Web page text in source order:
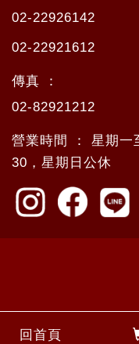
回首頁
02-22926142
02-22921612
傳真 ：
02-82921212
營業時間 ： 星期一
30，星期日公休